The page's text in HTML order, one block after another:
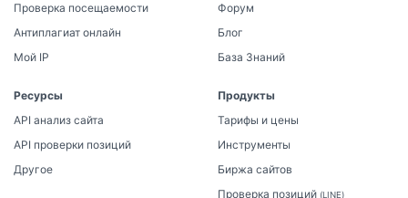
Проверка посещаемости
Антиплагиат онлайн
Мой IP
Форум
Блог
База Знаний
Ресурсы
API анализ сайта
API проверки позиций
Другое
Продукты
Тарифы и цены
Инструменты
Биржа сайтов
Проверка позиций (LINE)